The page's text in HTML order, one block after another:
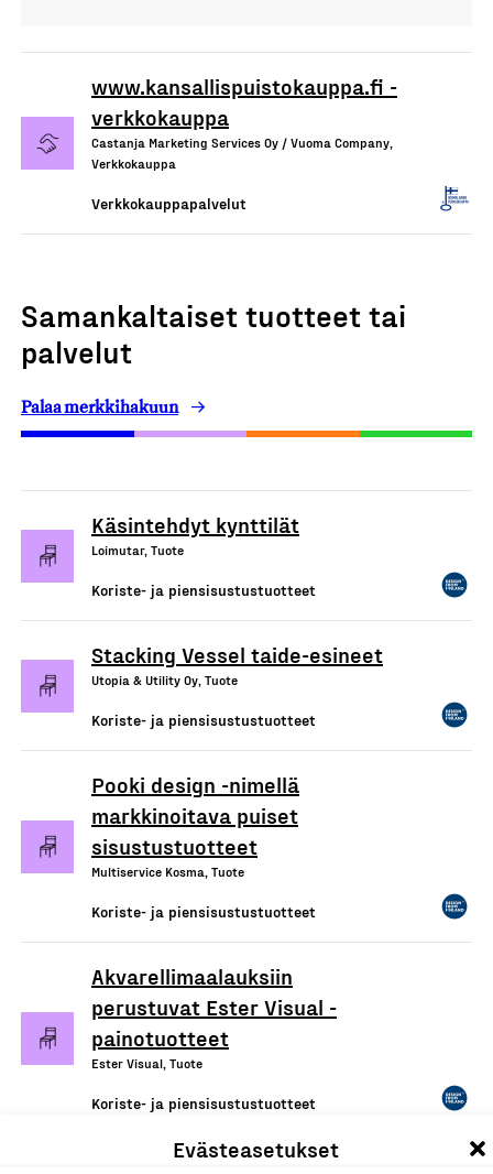
Evästeasetukset
www.kansallispuistokauppa.fi -
verkkokauppa
Castanja Marketing Services Oy / Vuoma Company,
Verkkokauppa
Verkkokauppapalvelut
Samankaltaiset tuotteet tai
palvelut
Palaa merkkihakuun
Käsintehdyt kynttilät
Loimutar, Tuote
Koriste- ja piensisustustuotteet
Stacking Vessel taide-esineet
Utopia & Utility Oy, Tuote
Koriste- ja piensisustustuotteet
Pooki design -nimellä
markkinoitava puiset
sisustustuotteet
Multiservice Kosma, Tuote
Koriste- ja piensisustustuotteet
Akvarellimaalauksiin
perustuvat Ester Visual -
painotuotteet
Ester Visual, Tuote
Koriste- ja piensisustustuotteet